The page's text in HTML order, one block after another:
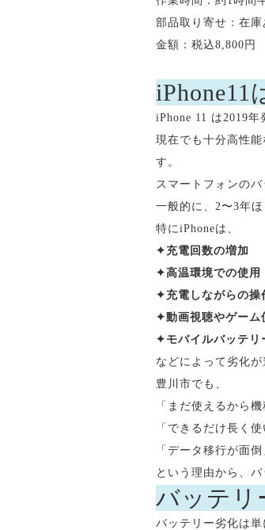
部品取り寄せ：在
金額：税込8,800円
iPhone 11 は2019年
現在でも十分高性
す。
スマートフォンのバ
一般的に、2〜3年
特にiPhoneは、
✦ 充電回数の増加
✦高温環境での使用
✦ 充電しながらの操
✦動画視聴やゲーム
✦ モバイルバッテリ
などによって劣化が
豊川市でも、
「まだ使えるから
「できるだけ長く使
「データ移行が面倒
という理由から、
バッテリ
バッテリー劣化は単